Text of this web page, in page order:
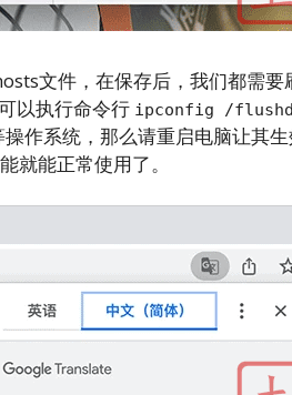
文件，在保存后，我们都需
以执行命令行 ipconfig /
作系统，那么请重启电脑让其
就能正常使用了。